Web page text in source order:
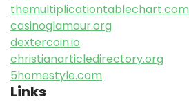
themultiplicationtablechart.com
casinoglamour.org
dextercoin.io
christianarticledirectory.org
5homestyle.com
Links